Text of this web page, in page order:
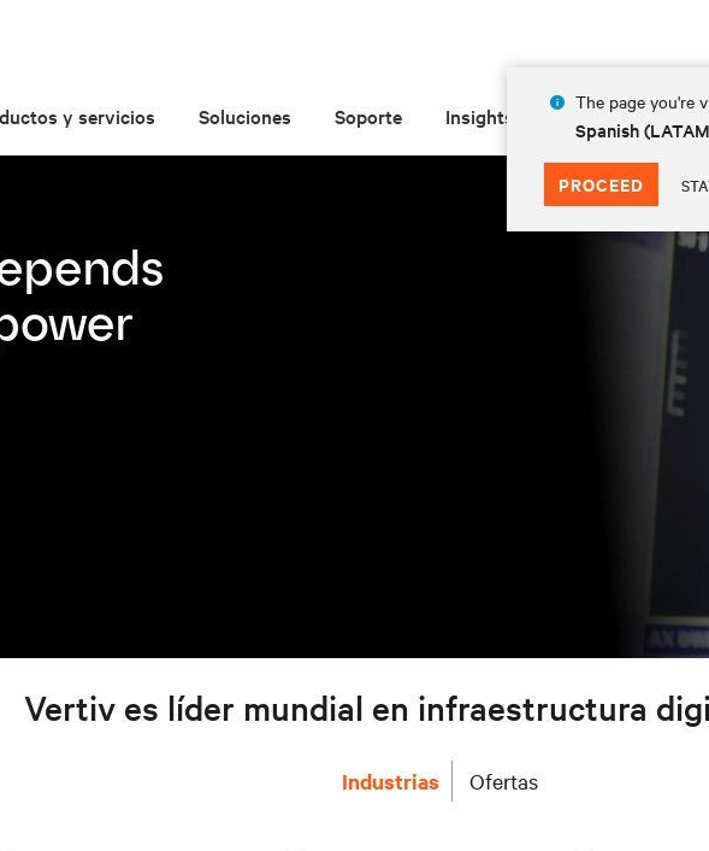
The page you're
Spanish
PROCEED
y servicios Soluciones Soporte Insights Acerca de
Vertiv es líder mundial en infraestructura
Industrias Ofertas